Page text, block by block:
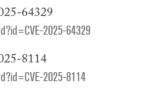
64329
2025-64329
8114
2025-8114